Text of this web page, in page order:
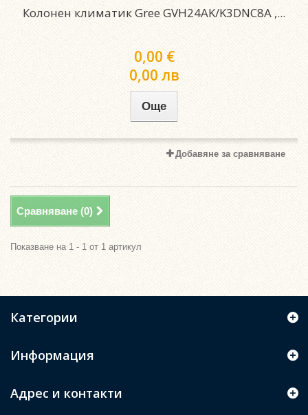
Колонен климатик Gree GVH24AK/K3DNC8A ,...
0,00 €
0,00 лв
Още
Добавяне за сравняване
Сравняване (0)
Показване на 1 - 1 от 1 артикул
Категории
Информация
Адрес и контакти